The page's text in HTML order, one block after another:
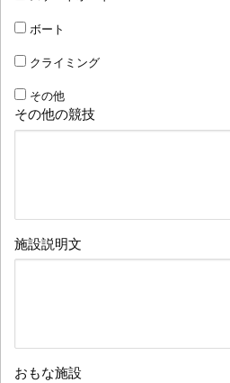
ボート
クライミング
その他
その他の競技
施設説明文
おもな施設